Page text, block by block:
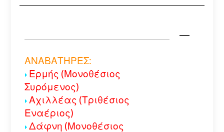
ΑΝΑΒΑΤΗΡΕΣ:
Ερμής (Μονοθέσιος
Συρόμενος)
Αχιλλέας (Τριθέσιος
Εναέριος)
Δάφνη (Μονοθέσιος